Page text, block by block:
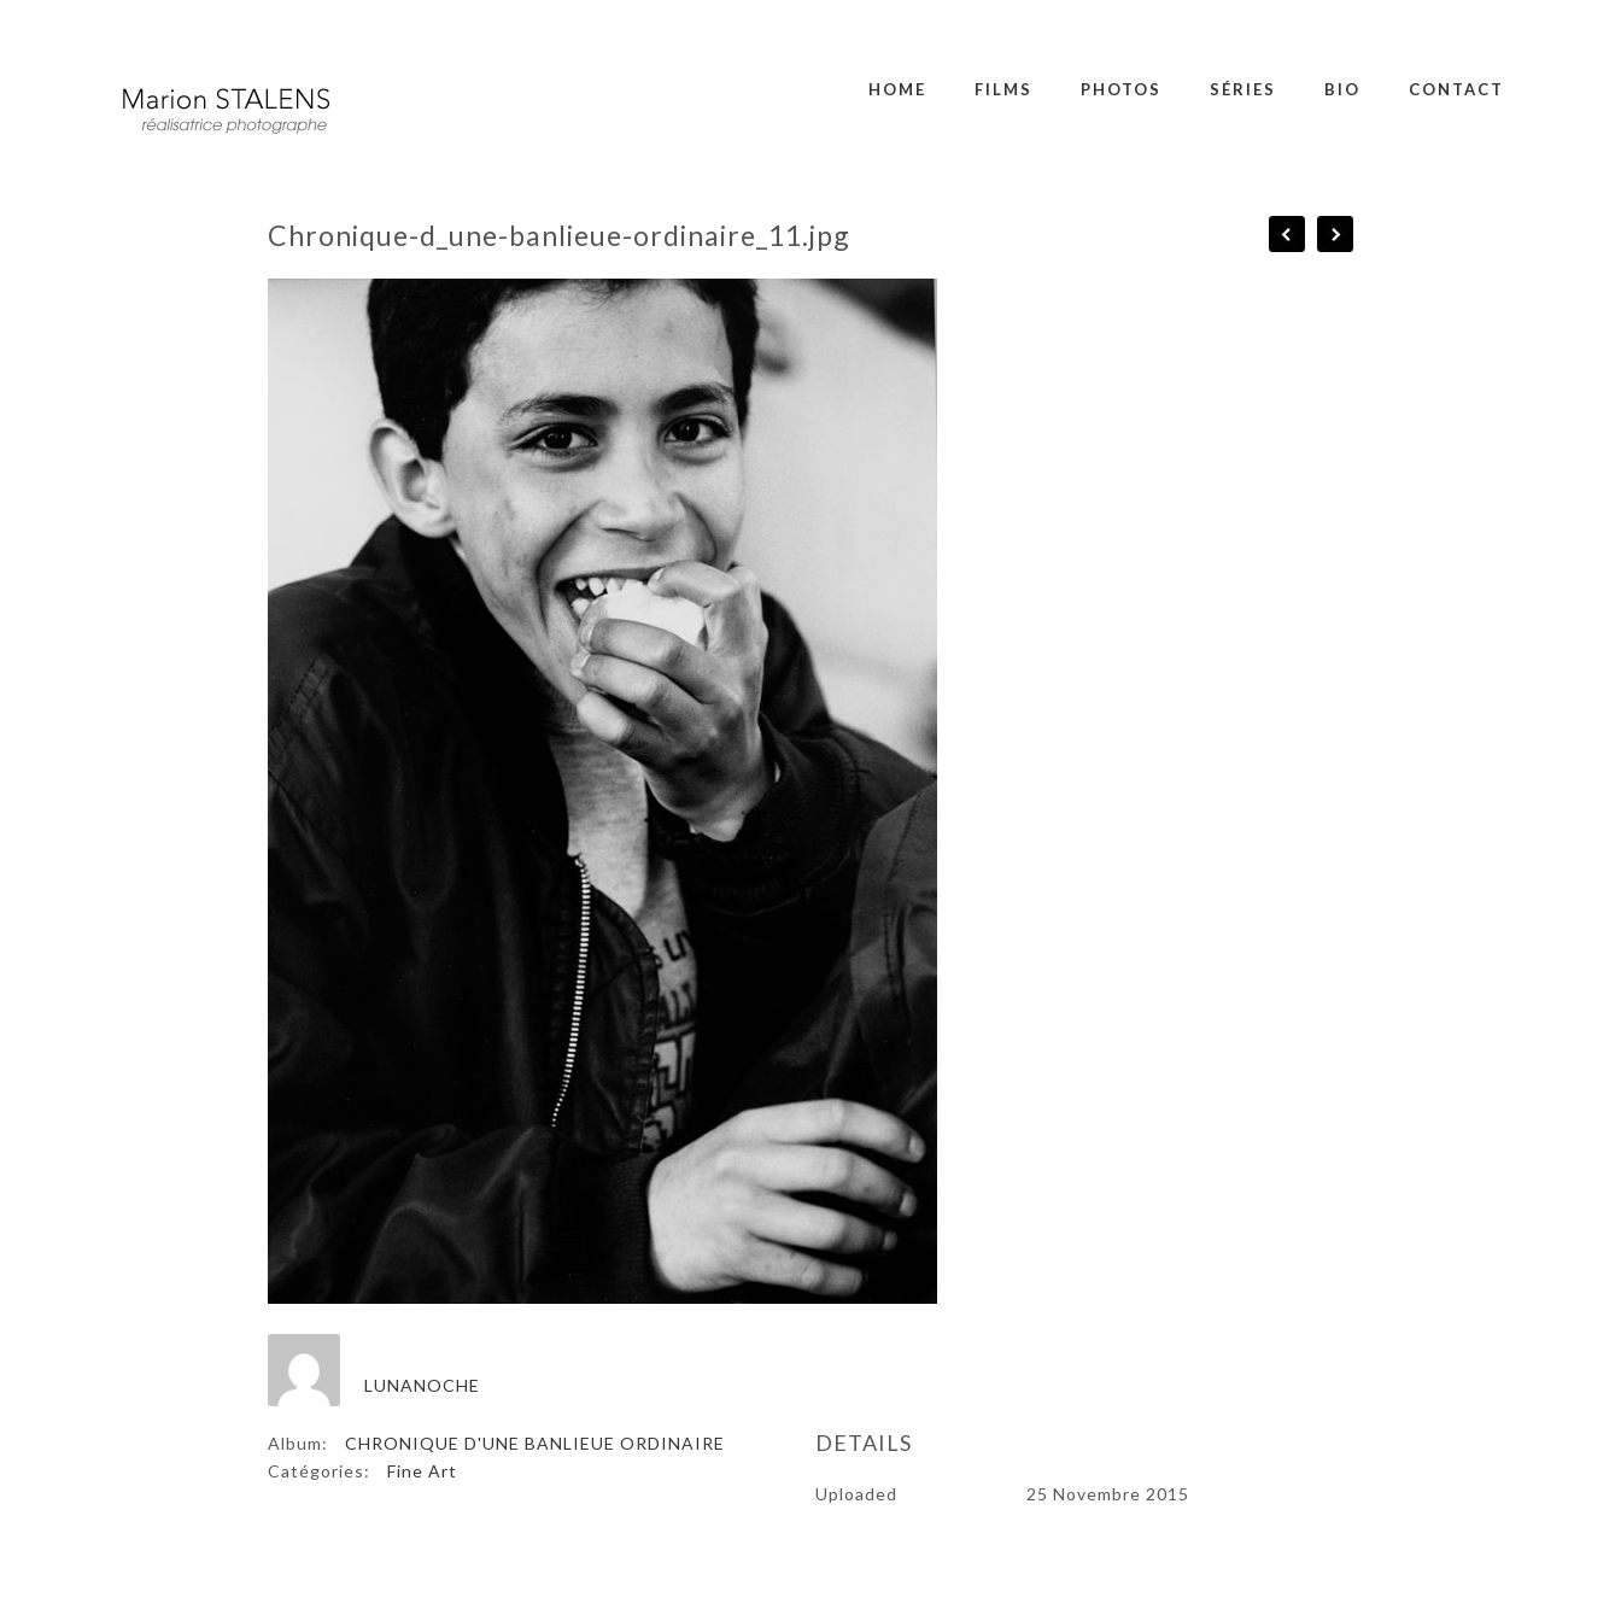
HOME FILMS PHOTOS SÉRIES BIO CONTACT
Chronique-d_une-banlieue-ordinaire_11.jpg
LUNANOCHE
Album:
CHRONIQUE D'UNE BANLIEUE ORDINAIRE
Catégories:
Fine Art
DETAILS
Uploaded 25 Novembre 2015